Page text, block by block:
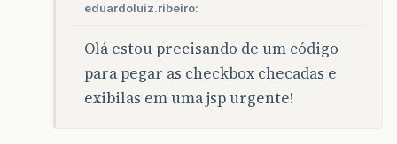
eduardoluiz.ribeiro:
Olá estou precisando de um código
para pegar as checkbox checadas e
exibilas em uma jsp urgente!